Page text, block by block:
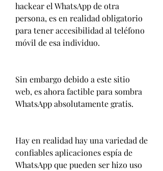
hackear el WhatsApp de otra
persona, es en realidad obligatorio
para tener accesibilidad al teléfono
móvil de esa individuo.
Sin embargo debido a este sitio
web, es ahora factible para sombra
WhatsApp absolutamente gratis.
Hay en realidad hay una variedad de
confiables aplicaciones espía de
WhatsApp que pueden ser hizo uso